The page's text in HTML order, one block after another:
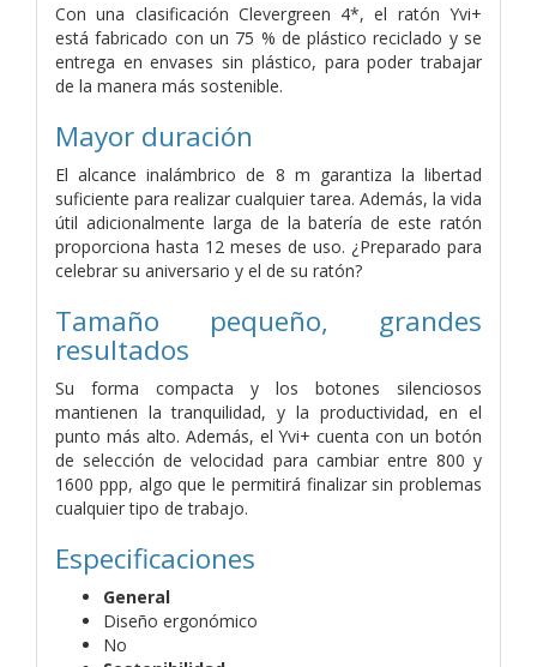
Con una clasificación Clevergreen 4*, el ratón Yvi+
está fabricado con un 75 % de plástico reciclado y se
entrega en envases sin plástico, para poder trabajar
de la manera más sostenible.
Mayor duración
El alcance inalámbrico de 8 m garantiza la libertad
suficiente para realizar cualquier tarea. Además, la vida
útil adicionalmente larga de la batería de este ratón
proporciona hasta 12 meses de uso. ¿Preparado para
celebrar su aniversario y el de su ratón?
Tamaño pequeño, grandes
resultados
Su forma compacta y los botones silenciosos
mantienen la tranquilidad, y la productividad, en el
punto más alto. Además, el Yvi+ cuenta con un botón
de selección de velocidad para cambiar entre 800 y
1600 ppp, algo que le permitirá finalizar sin problemas
cualquier tipo de trabajo.
Especificaciones
General
Diseño ergonómico
No